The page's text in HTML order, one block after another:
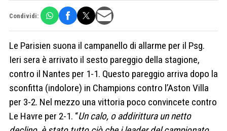
Condividi:
Le Parisien suona il campanello di allarme per il Psg.
Ieri sera è arrivato il sesto pareggio della stagione,
contro il Nantes per 1-1. Questo pareggio arriva dopo la
sconfitta (indolore) in Champions contro l’Aston Villa
per 3-2. Nel mezzo una vittoria poco convincete contro
Le Havre per 2-1. “Un calo, o addirittura un netto